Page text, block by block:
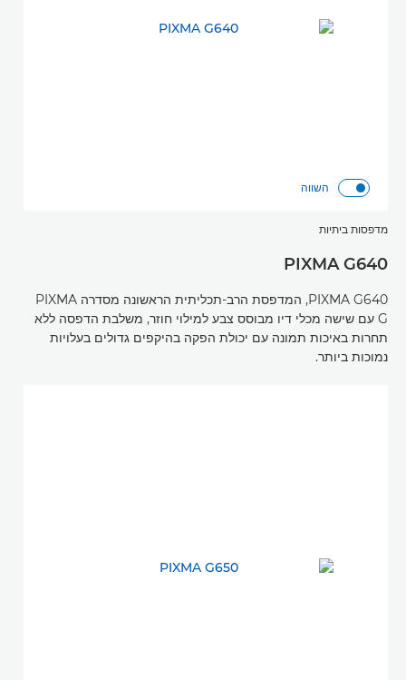
השווה
מדפסות ביתיות
PIXMA G640
PIXMA G640, המדפסת הרב-תכליתית הראשונה מסדרה PIXMA
G עם שישה מכלי דיו מבוסס צבע למילוי חוזר, משלבת הדפסה ללא
תחרות באיכות תמונה עם יכולת הפקה בהיקפים גדולים בעלויות
נמוכות ביותר.